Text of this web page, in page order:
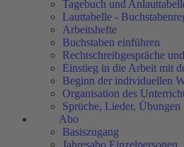
Tagebuch und
Lauttabelle -
Arbeitshefte
Buchstaben einführen
Rechtschreibgespräche
Einstieg in die Arbeit mit
Beginn der individuellen
Organisation des
Sprüche, Lieder, Übungen
Abo
Basiszugang
Jahresabo Einzelpersonen